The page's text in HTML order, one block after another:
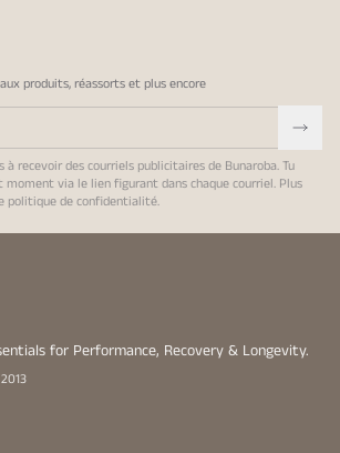
produits, réassorts et plus encore
à recevoir des courriels publicitaires de Bunaroba. Tu
via le lien figurant dans chaque courriel. Plus
politique de confidentialité.
for Performance, Recovery & Longevity.